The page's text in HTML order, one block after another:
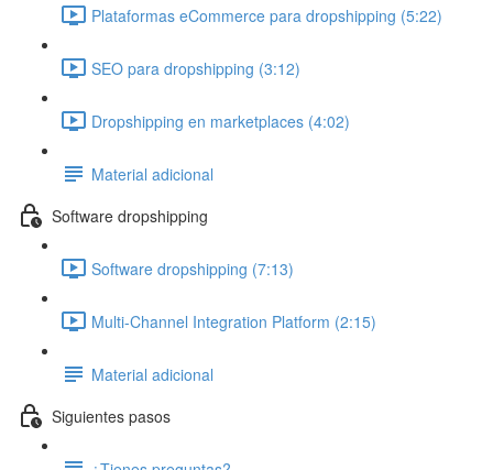
Plataformas eCommerce para dropshipping (5:22)
SEO para dropshipping (3:12)
Dropshipping en marketplaces (4:02)
Material adicional
Software dropshipping
Software dropshipping (7:13)
Multi-Channel Integration Platform (2:15)
Material adicional
Siguientes pasos